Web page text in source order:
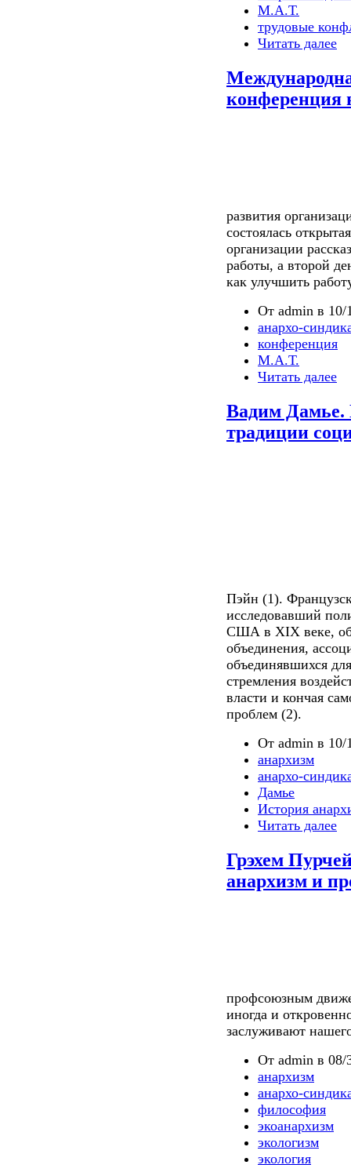
М.А.Т.
трудовые
Читать далее
конференция
развития
состоялась
организации
работы, а второй
как улучшить
От admin в 10/
анархо-
конференция
М.А.Т.
Читать далее
Вадим Дамье.
традиции
Пэйн (1).
исследовавший
США в XIX веке,
объединения,
объединявшихся
стремления
власти и кончая
проблем (2).
От admin в 10/
анархизм
анархо-
Дамье
История
Читать далее
Грэхем
анархизм и
профсоюзным
иногда и
заслуживают
От admin в 08/
анархизм
анархо-
философия
экоанархизм
экологизм
экология